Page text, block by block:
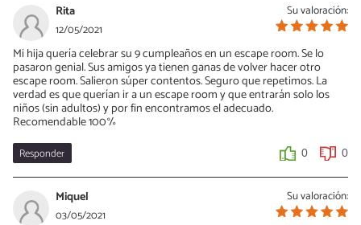
Su valoración:
Rita
12/05/2021
Mi hija quería celebrar su 9 cumpleaños en un escape room. Se lo
pasaron genial. Sus amigos ya tienen ganas de volver hacer otro
escape room. Salieron súper contentos. Seguro que repetimos. La
verdad es que querían ir a un escape room y que entrarán solo los
niños (sin adultos) y por fin encontramos el adecuado.
Recomendable 100%
Responder 0 0
Su valoración:
Miquel
03/05/2021